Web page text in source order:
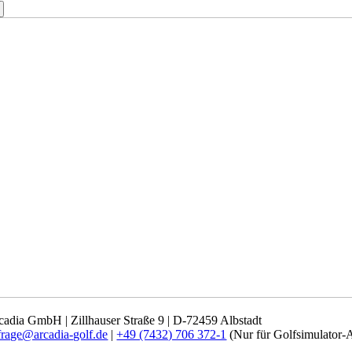
GmbH | Zillhauser Straße 9 | D-72459 Albstadt
golf.de |+49 (7432) 706 372-1 (Nur für Golfsimulator-